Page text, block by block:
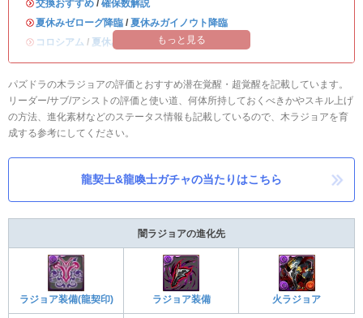
・交換おすすめ / 確保数解説
・夏休みゼローグ降臨 / 夏休みガイノウト降臨
・ コロシアム / 夏休みワンタッチもっと見る
パズドラの木ラジョアの評価とおすすめ潜在覚醒・超覚醒を記載しています。
リーダー/サブ/アシストの評価と使い道、何体所持しておくべきかやスキル上げ
の方法、進化素材などのステータス情報も記載しているので、木ラジョアを育
成する参考にしてください。
龍契士&龍喚士ガチャの当たりはこちら
闇ラジョアの進化先
ラジョア装備(龍契印) ラジョア装備 火ラジョア